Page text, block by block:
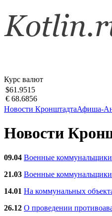
Курс валют
$61.9515
€ 68.6856
Новости КронштадтаАфиша-
Новости
09.04 Военные коммунальщики
21.03 Военные коммунальщики
14.01 На коммунальных
26.12 О проведении